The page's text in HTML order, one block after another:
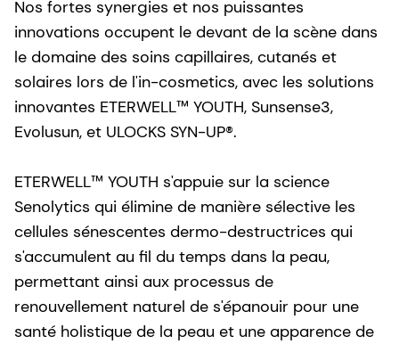
Nos fortes synergies et nos puissantes
innovations occupent le devant de la scène dans
le domaine des soins capillaires, cutanés et
solaires lors de l'in-cosmetics, avec les solutions
innovantes ETERWELL™ YOUTH, Sunsense3,
Evolusun, et ULOCKS SYN-UP®.
ETERWELL™ YOUTH s'appuie sur la science
Senolytics qui élimine de manière sélective les
cellules sénescentes dermo-destructrices qui
s'accumulent au fil du temps dans la peau,
permettant ainsi aux processus de
renouvellement naturel de s'épanouir pour une
santé holistique de la peau et une apparence de